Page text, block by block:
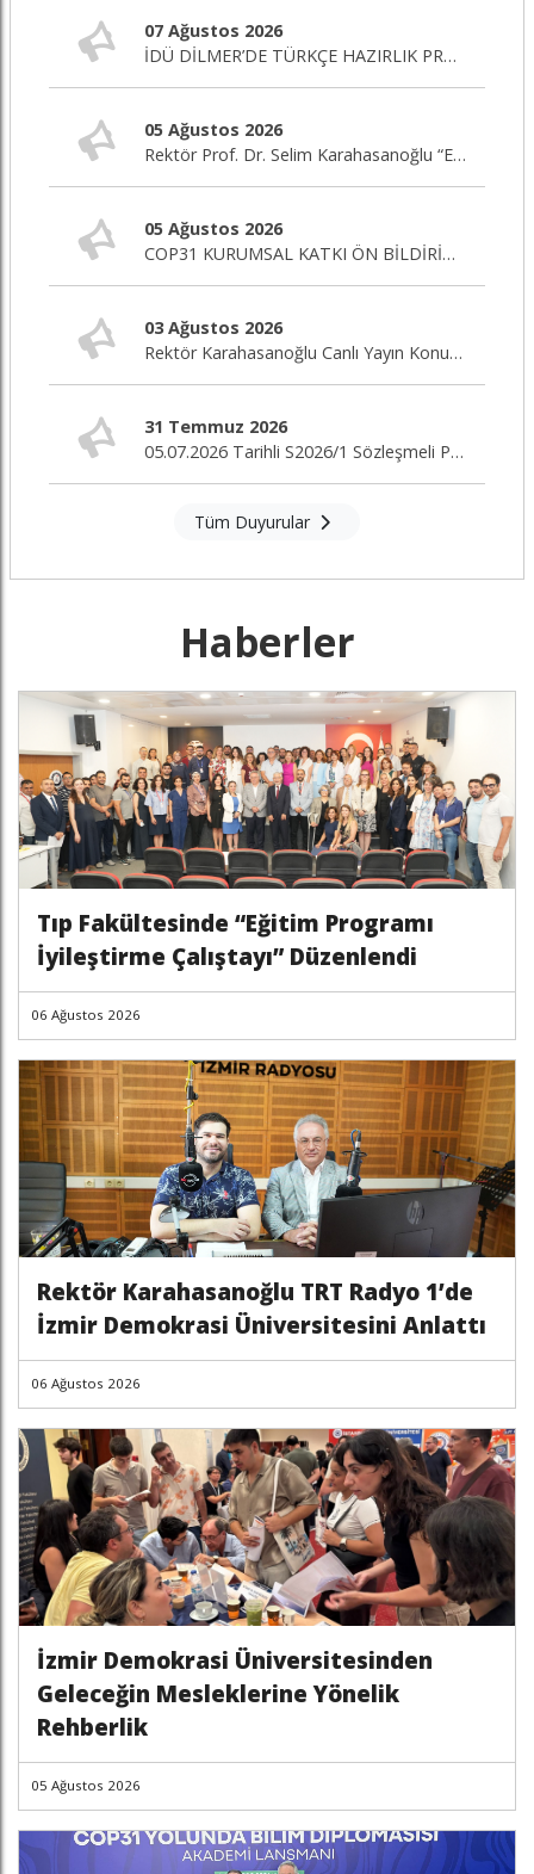
07 Ağustos 2026
İDÜ DİLMER’DE TÜRKÇE HAZIRLIK PROGRAMI BAŞLIYOR!
05 Ağustos 2026
Rektör Prof. Dr. Selim Karahasanoğlu “Eğitim Editörü” Programına Canlı Yayın Konuğu Oluyor
05 Ağustos 2026
COP31 KURUMSAL KATKI ÖN BİLDİRİM ÇAĞRISI
03 Ağustos 2026
Rektör Karahasanoğlu Canlı Yayın Konuğu
31 Temmuz 2026
05.07.2026 Tarihli S2026/1 Sözleşmeli Personel Alım İlanı Nihai Değerlendirme Sonuçları
Tüm Duyurular
Haberler
Tıp Fakültesinde “Eğitim Programı
İyileştirme Çalıştayı” Düzenlendi
06 Ağustos 2026
Rektör Karahasanoğlu TRT Radyo 1’de
İzmir Demokrasi Üniversitesini Anlattı
06 Ağustos 2026
İzmir Demokrasi Üniversitesinden
Geleceğin Mesleklerine Yönelik
Rehberlik
05 Ağustos 2026